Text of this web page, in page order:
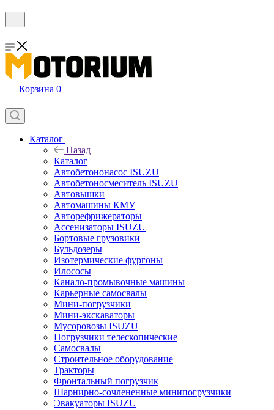
Корзина 0
Каталог
Назад
Каталог
Автобетононасос ISUZU
Автобетоносмеситель ISUZU
Автовышки
Автомашины КМУ
Авторефрижераторы
Ассенизаторы ISUZU
Бортовые грузовики
Бульдозеры
Изотермические фургоны
Илососы
Канало-промывочные машины
Карьерные самосвалы
Мини-погрузчики
Мини-экскаваторы
Мусоровозы ISUZU
Погрузчики телескопические
Самосвалы
Строительное оборудование
Тракторы
Фронтальный погрузчик
Шарнирно-сочлененные минипогрузчики
Эвакуаторы ISUZU